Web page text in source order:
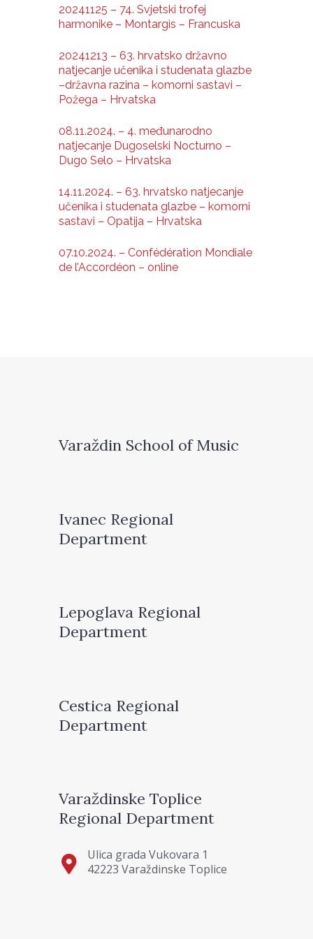
20241125 – 74. Svjetski trofej
harmonike – Montargis – Francuska
20241213 – 63. hrvatsko državno
natjecanje učenika i studenata glazbe
–državna razina – komorni sastavi –
Požega – Hrvatska
08.11.2024. – 4. međunarodno
natjecanje Dugoselski Nocturno –
Dugo Selo – Hrvatska
14.11.2024. – 63. hrvatsko natjecanje
učenika i studenata glazbe – komorni
sastavi – Opatija – Hrvatska
07.10.2024. – Confédération Mondiale
de l’Accordéon – online
Varaždin School of Music
Ivanec Regional
Department
Lepoglava Regional
Department
Cestica Regional
Department
Varaždinske Toplice
Regional Department
Ulica grada Vukovara 1
42223 Varaždinske Toplice